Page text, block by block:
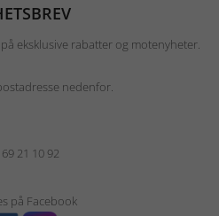
eksklusive rabatter og motenyheter.
nedenfor.
21 10 92
på Facebook